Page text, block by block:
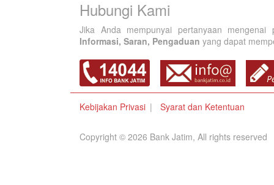
Hubungi Kami
Jika Anda mempunyai pertanyaan
Informasi, Saran, Pengaduan yang dapat
Kebijakan Privasi Syarat dan Ketentuan
Copyright © 2026 Bank Jatim, All rights reserved